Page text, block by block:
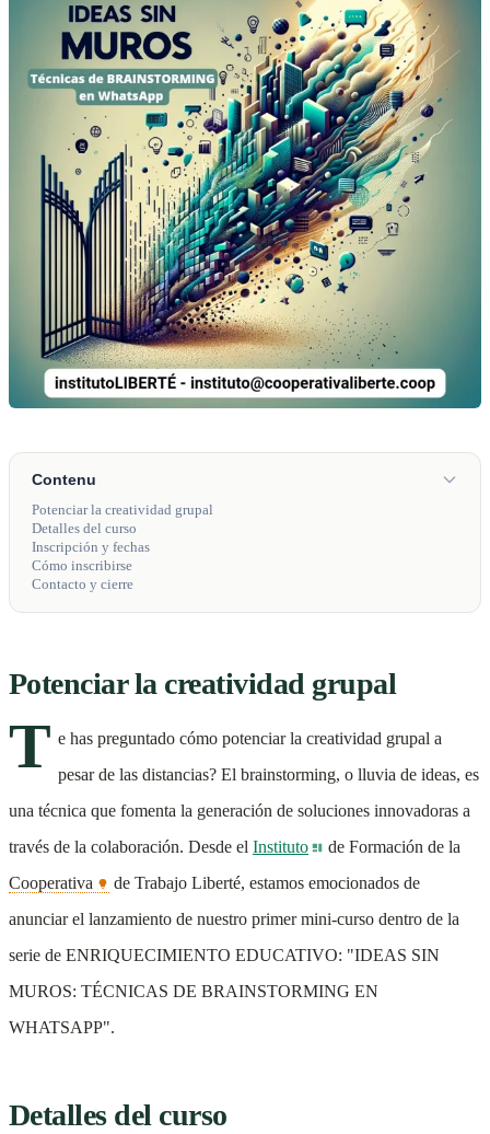
Contenu
Potenciar la creatividad grupal
Detalles del curso
Inscripción y fechas
Cómo inscribirse
Contacto y cierre
Potenciar la creatividad grupal
T e has preguntado cómo potenciar la creatividad grupal a
pesar de las distancias? El brainstorming, o lluvia de ideas, es
una técnica que fomenta la generación de soluciones innovadoras a
través de la colaboración. Desde el Instituto
de Formación de la
Cooperativa
de Trabajo Liberté, estamos emocionados de
anunciar el lanzamiento de nuestro primer mini-curso dentro de la
serie de ENRIQUECIMIENTO EDUCATIVO: "IDEAS SIN
MUROS: TÉCNICAS DE BRAINSTORMING EN
WHATSAPP".
Detalles del curso